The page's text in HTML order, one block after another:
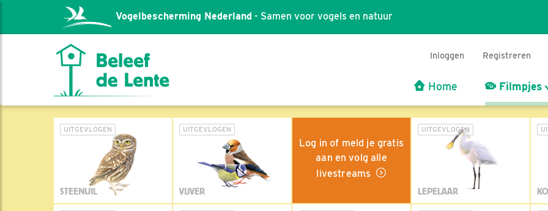
Vogelbescherming Nederland - Samen voor vogels en natuur
Inloggen Registreren
Home Filmpjes
UITGEVLOGEN
STEENUIL
UITGEVLOGEN
VIJVER
Log in of meld je gratis
aan en volg alle
livestreams
UITGEVLOGEN
LEPELAAR